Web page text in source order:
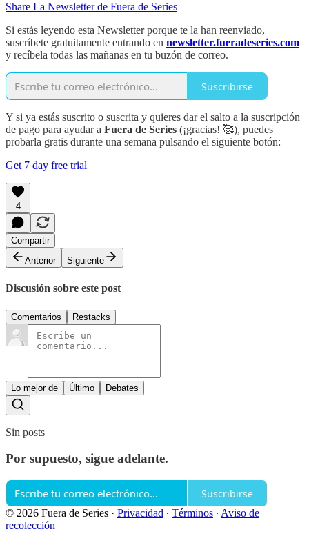
Share La Newsletter de Fuera de Series
Si estás leyendo esta Newsletter porque te la han reenviado,
suscríbete gratuitamente entrando en newsletter.fueradeseries.com
y recíbela todas las mañanas en tu buzón de correo.
Suscribirse
Y si ya estás suscrito o suscrita y quieres dar el salto a la suscripción
de pago para ayudar a Fuera de Series (¡gracias! 🥰), puedes
probarla gratis durante una semana pulsando el siguiente botón:
Get 7 day free trial
4
Compartir
Anterior
Siguiente
Discusión sobre este post
Comentarios Restacks
Lo mejor de Último Debates
Sin posts
Por supuesto, sigue adelante.
Suscribirse
© 2026 Fuera de Series · Privacidad ∙ Términos ∙ Aviso de
recolección